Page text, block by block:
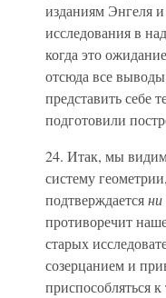
изданиям Энгеля
исследования в
когда это
отсюда все
представить себе
подготовили
24. Итак, мы
систему
подтверждается
противоречит
старых
созерцанием и
приспособляться